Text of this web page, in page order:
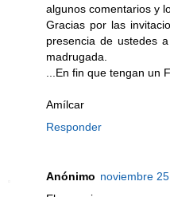
algunos comentarios y
Gracias por las
presencia de ustedes
madrugada.
...En fin que tengan un
Amílcar
Responder
Anónimo noviembre